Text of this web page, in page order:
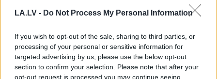
LA.LV - Do Not Process My Personal Information
If you wish to opt-out of the sale, sharing to third parties, or
processing of your personal or sensitive information for
targeted advertising by us, please use the below opt-out
section to confirm your selection. Please note that after your
opt-out request is processed you may continue seeing
nestrīdēties: viņi vienmēr atradīs veidu,
kā pamatīgi atriebties
Lasīt citas ziņas